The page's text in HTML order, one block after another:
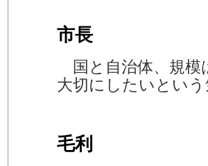
市長
国と自治体、規模
大切にしたいとい
毛利